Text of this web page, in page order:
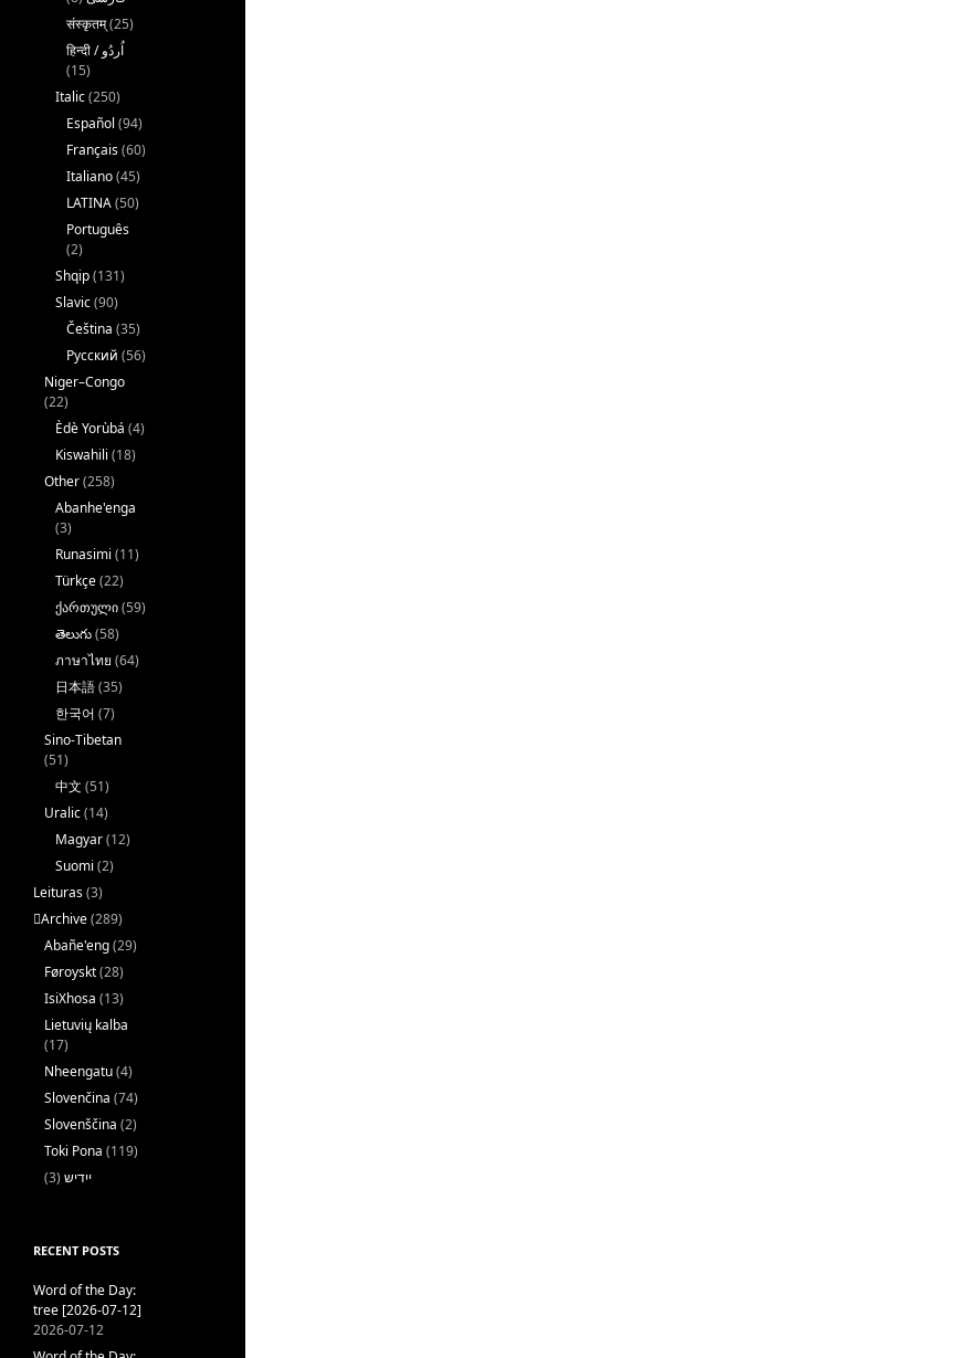
संस्कृतम्(25)
(15)
Italic(250)
Español (94)
Français(60)
Italiano(45)
LATINA(50)
Português
(2)
Shqip(131)
Slavic(90)
Čeština (35)
Русский (56)
Niger–Congo
(22)
Èdè Yorùbá (4)
Kiswahili (18)
Other(258)
Abanhe'enga
(3)
Runasimi (11)
Türkçe(22)
ქართული(59)
తెలుగు(58)
ภาษาไทย (64)
日本語(35)
한국어 (7)
Sino-Tibetan
(51)
中文 (51)
Uralic(14)
Magyar(12)
Suomi (2)
Leituras(3)
􏿽Archive(289)
Abañe'eng(29)
Føroyskt(28)
IsiXhosa (13)
Lietuvių kalba
(17)
Nheengatu(4)
Slovenčina (74)
Slovenščina (2)
Toki Pona (119)
ייִדיש (3)
RECENT POSTS
Word of the Day:
tree [2026-07-12]
2026-07-12